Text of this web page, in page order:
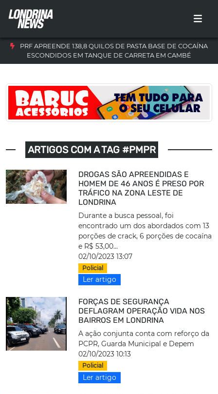
PRF APREENDE 138,8 QUILOS DE PASTA BASE DE COCAÍNA
ESCONDIDOS EM TANQUE DE CARRETA EM CAMBÉ
ARTIGOS COM A TAG #PMPR
DROGAS SÃO APREENDIDAS E
HOMEM DE 46 ANOS É PRESO POR
TRÁFICO NA ZONA LESTE DE
LONDRINA
Durante a busca pessoal, foi
encontrado um dos abordados com 13
porções de crack, 6 porções de cocaína
e R$ 53,00...
02/10/2023 13:07
Policial
Ler artigo
FORÇAS DE SEGURANÇA
DEFLAGRAM OPERAÇÃO VIDA NOS
BAIRROS EM LONDRINA
A ação conjunta conta com reforço da
PCPR, Guarda Municipal e Depem
02/10/2023 10:13
Policial
Ler artigo